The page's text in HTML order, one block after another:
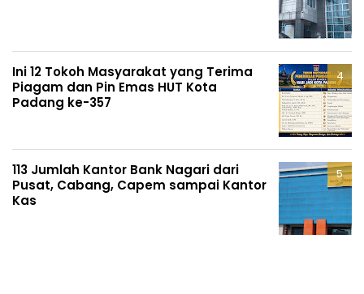
Ini 12 Tokoh Masyarakat yang Terima
Piagam dan Pin Emas HUT Kota
Padang ke-357
113 Jumlah Kantor Bank Nagari dari
Pusat, Cabang, Capem sampai Kantor
Kas